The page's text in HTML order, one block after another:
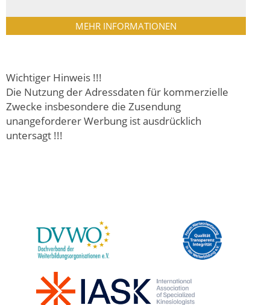
MEHR INFORMATIONEN
Wichtiger Hinweis !!!
Die Nutzung der Adressdaten für kommerzielle
Zwecke insbesondere die Zusendung
unangeforderer Werbung ist ausdrücklich
untersagt !!!